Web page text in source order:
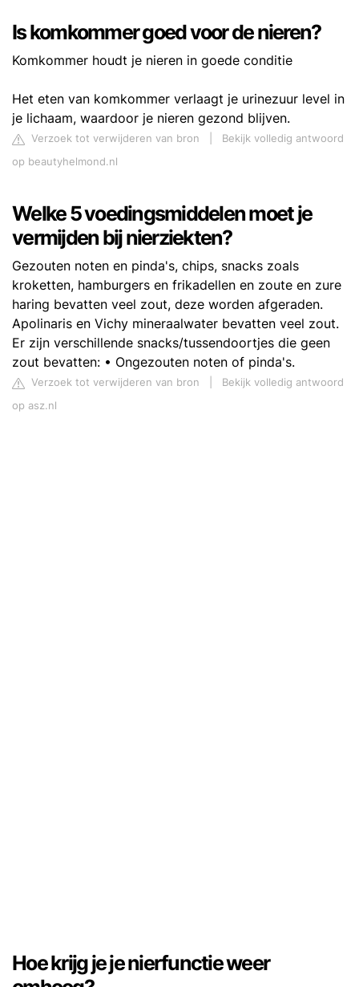
Is komkommer goed voor de nieren?
Komkommer houdt je nieren in goede conditie
Het eten van komkommer verlaagt je urinezuur level in
je lichaam, waardoor je nieren gezond blijven.
Verzoek tot verwijderen van bron
Bekijk volledig antwoord
op beautyhelmond.nl
Welke 5 voedingsmiddelen moet je
vermijden bij nierziekten?
Gezouten noten en pinda's, chips, snacks zoals
kroketten, hamburgers en frikadellen en zoute en zure
haring bevatten veel zout, deze worden afgeraden.
Apolinaris en Vichy mineraalwater bevatten veel zout.
Er zijn verschillende snacks/tussendoortjes die geen
zout bevatten: • Ongezouten noten of pinda's.
Verzoek tot verwijderen van bron
Bekijk volledig antwoord
op asz.nl
Hoe krijg je je nierfunctie weer